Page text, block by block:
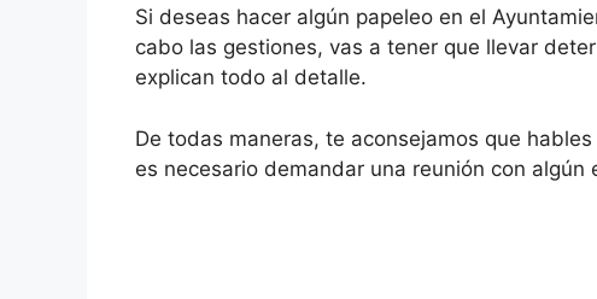
Si deseas hacer algún papeleo en el
cabo las gestiones, vas a tener que llevar
explican todo al detalle.
De todas maneras, te aconsejamos que
es necesario demandar una reunión con